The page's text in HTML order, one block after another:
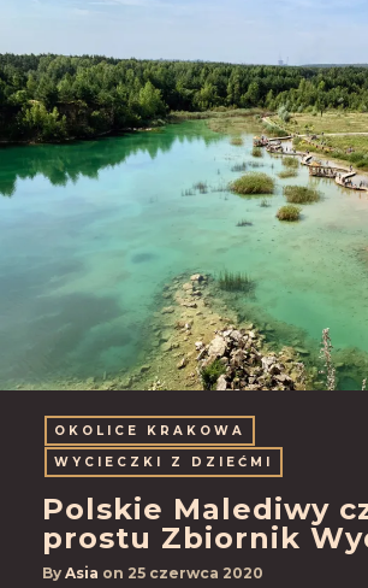
OKOLICE KRAKOWA
WYCIECZKI Z DZIEĆMI
Polskie Malediwy
prostu Zbiornik
By Asia on 25 czerwca 2020